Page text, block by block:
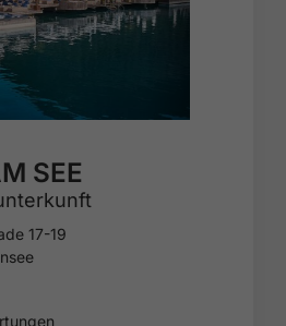
SEE
17-19